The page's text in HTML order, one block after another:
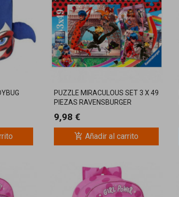
PUZZLE MIRACULOUS SET 3 X 49
PIEZAS RAVENSBURGER
9,98 €
add_shopping_cart Añadir al carrito